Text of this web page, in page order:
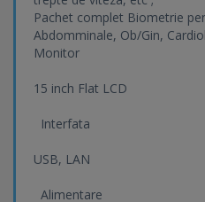
Pachet complet Biometrie
Abdomminale, Ob/Gin,
Monitor
15 inch Flat LCD
Interfata
USB, LAN
Alimentare